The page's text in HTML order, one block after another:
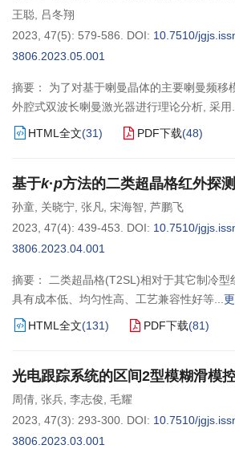
王聪
吕冬翔
2023, 47(5): 579-586.
DOI: 10.7510/
3806.2023.05.001
摘要： 为了对基于喇曼晶体的主要喇曼频移
外腔式双波长喇曼激光器进行理论分析, 采用
HTML全文(31) PDF下载(48)
基于k·p方法的二类超晶格红外探
孙童 关晓宁 张凡 宋海智 芦鹏飞
2023, 47(4): 439-453.
DOI: 10.7510/
3806.2023.04.001
摘要： 二类超晶格(T2SL)相对于其它制冷型
具有成本低、均匀性高、工艺兼容性好等
HTML全文(131) PDF下载(81)
光电跟踪系统的区间2型模糊滑模
周倩 张兵 李志俊 毛耀
2023, 47(3): 293-300. DOI: 10.7510/
3806.2023.03.001